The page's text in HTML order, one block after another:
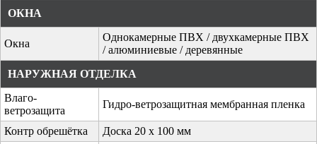
ОКНА
Окна
Однокамерные ПВХ / двухкамерные ПВХ
/ алюминиевые / деревянные
НАРУЖНАЯ ОТДЕЛКА
Влаго-
ветрозащита
Гидро-ветрозащитная мембранная пленка
Контр обрешётка Доска 20 х 100 мм